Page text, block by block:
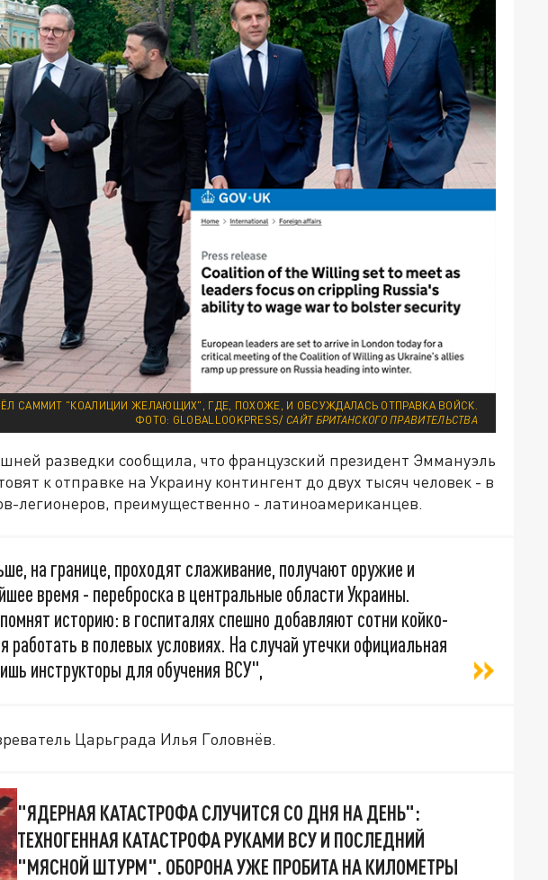
САММИТ "КОАЛИЦИИ ЖЕЛАЮЩИХ", ГДЕ, ПОХОЖЕ, И ОБСУЖДАЛАСЬ ОТПРАВКА ВОЙСК.
ФОТО: GLOBALLOOKPRESS/ САЙТ БРИТАНСКОГО ПРАВИТЕЛЬСТВА
разведки сообщила, что французский президент Эммануэль
к отправке на Украину контингент до двух тысяч человек - в
легионеров, преимущественно - латиноамериканцев.
на границе, проходят слаживание, получают оружие и
время - переброска в центральные области Украины.
историю: в госпиталях спешно добавляют сотни койко-
работать в полевых условиях. На случай утечки официальная
инструкторы для обучения ВСУ",
Царьграда Илья Головнёв.
"ЯДЕРНАЯ КАТАСТРОФА СЛУЧИТСЯ СО ДНЯ НА ДЕНЬ":
ТЕХНОГЕННАЯ КАТАСТРОФА РУКАМИ ВСУ И ПОСЛЕДНИЙ
"МЯСНОЙ ШТУРМ". ОБОРОНА УЖЕ ПРОБИТА НА КИЛОМЕТРЫ